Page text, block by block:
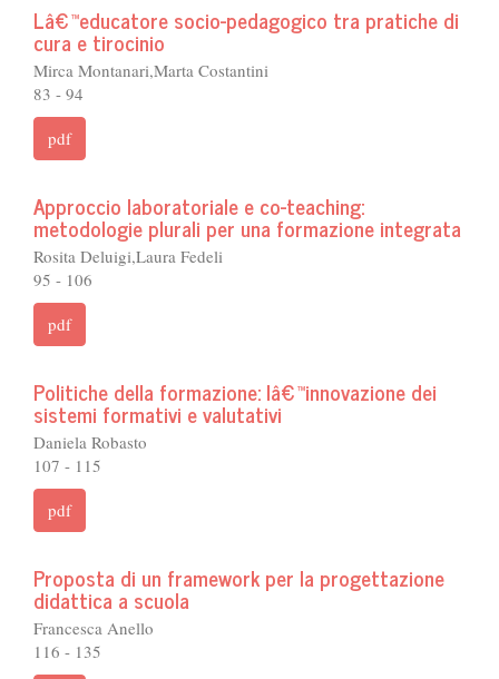
Lâ€™educatore socio-pedagogico tra pratiche di
cura e tirocinio
Mirca Montanari,Marta Costantini
83 - 94
pdf
Approccio laboratoriale e co-teaching:
metodologie plurali per una formazione integrata
Rosita Deluigi,Laura Fedeli
95 - 106
pdf
Politiche della formazione: lâ€™innovazione dei
sistemi formativi e valutativi
Daniela Robasto
107 - 115
pdf
Proposta di un framework per la progettazione
didattica a scuola
Francesca Anello
116 - 135